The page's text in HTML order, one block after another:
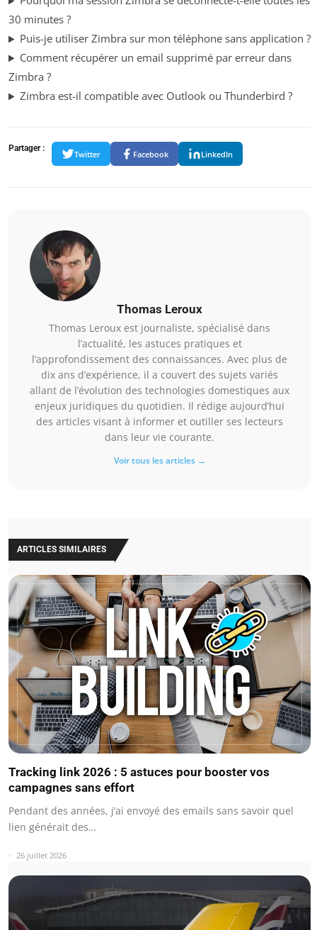
30 minutes ?
Puis-je utiliser Zimbra sur mon téléphone sans application ?
Comment récupérer un email supprimé par erreur dans
Zimbra ?
Zimbra est-il compatible avec Outlook ou Thunderbird ?
Partager :
Twitter Facebook LinkedIn
Thomas Leroux
Thomas Leroux est journaliste, spécialisé dans
l’actualité, les astuces pratiques et
l’approfondissement des connaissances. Avec plus de
dix ans d’expérience, il a couvert des sujets variés
allant de l’évolution des technologies domestiques aux
enjeux juridiques du quotidien. Il rédige aujourd’hui
des articles visant à informer et outiller ses lecteurs
dans leur vie courante.
Voir tous les articles →
ARTICLES SIMILAIRES
Tracking link 2026 : 5 astuces pour booster vos
campagnes sans effort
Pendant des années, j’ai envoyé des emails sans savoir quel
lien générait des…
26 juillet 2026